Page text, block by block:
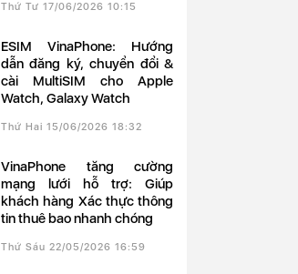
Thứ Tư 17/06/2026 10:15
eSIM VinaPhone: Hướng
dẫn đăng ký, chuyển đổi &
cài MultiSIM cho Apple
Watch, Galaxy Watch
Thứ Hai 15/06/2026 18:32
VinaPhone tăng cường
mạng lưới hỗ trợ: Giúp
khách hàng Xác thực thông
tin thuê bao nhanh chóng
Thứ Sáu 22/05/2026 16:59